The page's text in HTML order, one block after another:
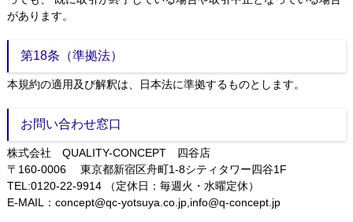
があります。
第18条（準拠法）
本規約の適用及び解釈は、日本法に準拠するものとします。
お問い合わせ窓口
株式会社 QUALITY-CONCEPT 四谷店
〒160-0006 東京都新宿区舟町1-8シティタワー四谷1F
TEL:0120-22-9914 （定休日：毎週火・水曜定休）
E-MAIL：concept@qc-yotsuya.co.jp,info@q-concept.jp